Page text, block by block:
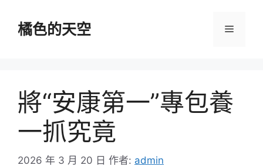
橘色的天空 選
將“安康第一”專包養
一抓究竟
2026 年 3 月 20 日 作者: admin